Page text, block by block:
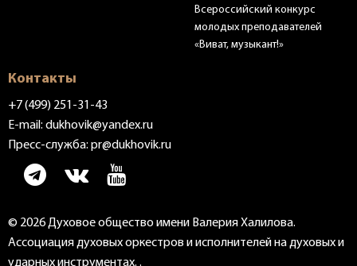
Всероссийский конкурс
молодых преподавателей
«Виват, музыкант!»
Контакты
+7 (499) 251-31-43
E-mail: dukhovik@yandex.ru
Пресс-служба: pr@dukhovik.ru
© 2026 Духовое общество имени Валерия Халилова.
Ассоциация духовых оркестров и исполнителей на духовых и
ударных инструментах. .